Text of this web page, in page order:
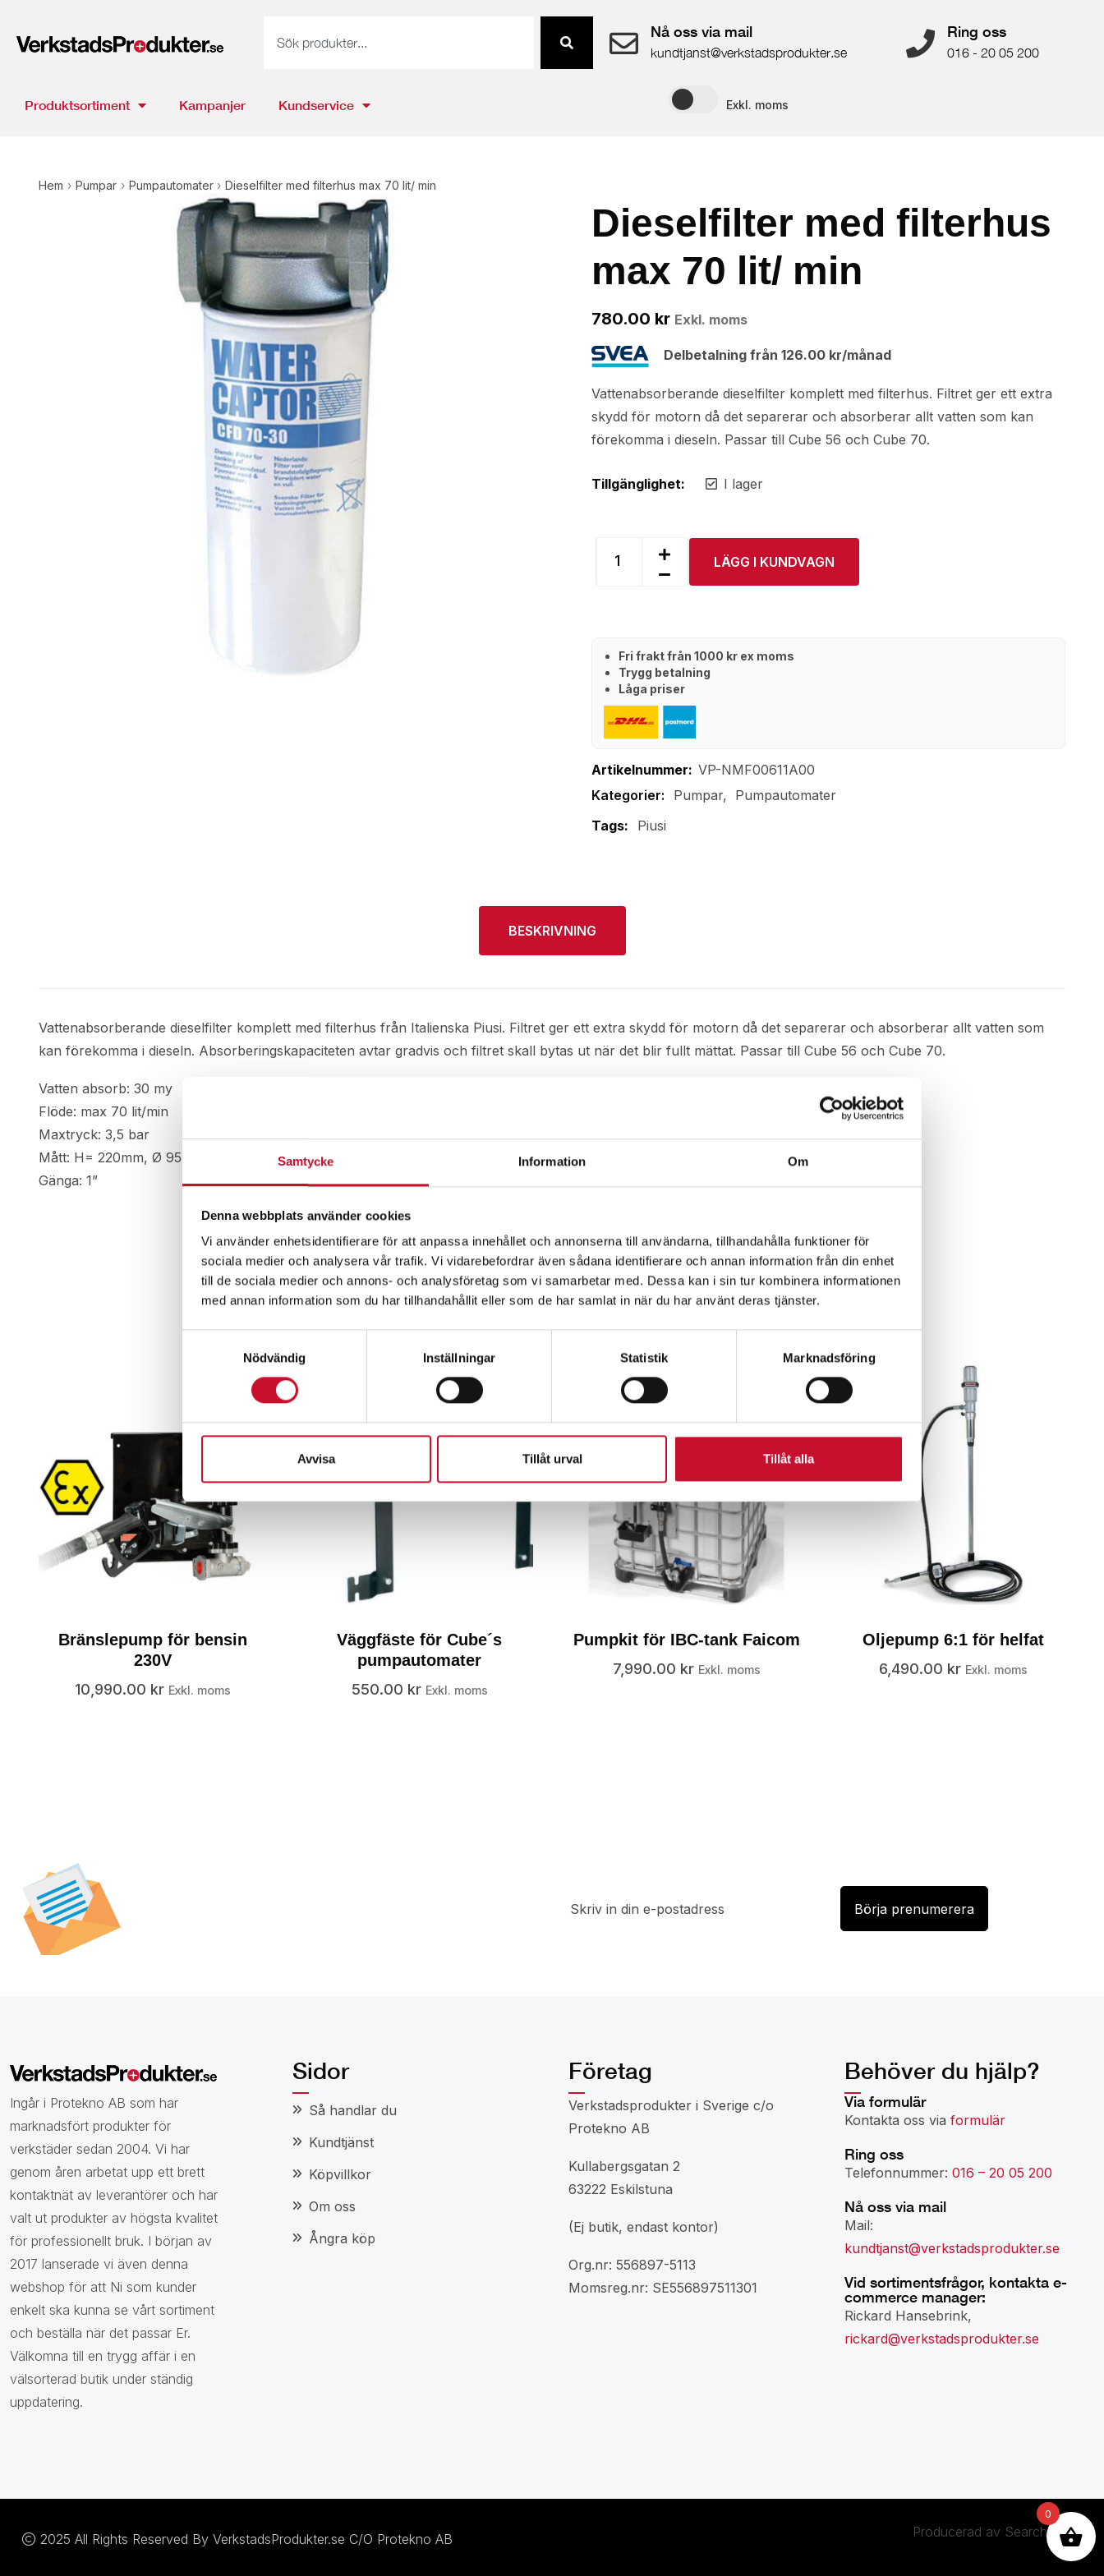
Samtycke Information Om
Denna webbplats använder cookies
Vi använder enhetsidentifierare för att anpassa innehållet och annonserna till användarna, tillhandahålla funktioner för
sociala medier och analysera vår trafik. Vi vidarebefordrar även sådana identifierare och annan information från din enhet
till de sociala medier och annons- och analysföretag som vi samarbetar med. Dessa kan i sin tur kombinera informationen
med annan information som du har tillhandahållit eller som de har samlat in när du har använt deras tjänster.
Nödvändig
Inställningar Statistik Marknadsföring
Avvisa Tillåt urval Tillåt alla
Nå oss via mail
kundtjanst@verkstadsprodukter.se
Ring oss
016 - 20 05 200
Produktsortiment Kampanjer Kundservice Exkl. moms
Hem › Pumpar › Pumpautomater › Dieselfilter med filterhus max 70 lit/ min
Delbetalning från 126.00 kr/månad
780.00 kr Exkl. moms
Dieselfilter med filterhus
max 70 lit/ min
Vattenabsorberande dieselfilter komplett med filterhus. Filtret ger ett extra
skydd för motorn då det separerar och absorberar allt vatten som kan
förekomma i dieseln. Passar till Cube 56 och Cube 70.
Tillgänglighet: I lager
LÄGG I KUNDVAGN
Fri frakt från 1000 kr ex moms
Trygg betalning
Låga priser
Artikelnummer: VP-NMF00611A00
Pumpar
Pumpautomater
Tags:
Piusi
BESKRIVNING
Vattenabsorberande dieselfilter komplett med filterhus från Italienska Piusi. Filtret ger ett extra skydd för motorn då det separerar och absorberar allt vatten som
kan förekomma i dieseln. Absorberingskapaciteten avtar gradvis och filtret skall bytas ut när det blir fullt mättat. Passar till Cube 56 och Cube 70.
Vatten absorb: 30 my
Flöde: max 70 lit/min
Maxtryck: 3,5 bar
Mått: H= 220mm, Ø 95mm
Gänga: 1”
Relaterade produkter
Bränslepump för bensin
230V
10,990.00 kr Exkl. moms
Väggfäste för Cube´s
pumpautomater
550.00 kr Exkl. moms
Pumpkit för IBC-tank Faicom
7,990.00 kr Exkl. moms
Oljepump 6:1 för helfat
6,490.00 kr Exkl. moms
Ingår i Protekno AB som har
marknadsfört produkter för
verkstäder sedan 2004. Vi har
genom åren arbetat upp ett brett
kontaktnät av leverantörer och har
valt ut produkter av högsta kvalitet
för professionellt bruk. I början av
2017 lanserade vi även denna
webshop för att Ni som kunder
enkelt ska kunna se vårt sortiment
och beställa när det passar Er.
Välkomna till en trygg affär i en
välsorterad butik under ständig
uppdatering.
Sidor
Så handlar du
Kundtjänst
Köpvillkor
Om oss
Ångra köp
Företag
Verkstadsprodukter i Sverige c/o
Protekno AB
Kullabergsgatan 2
63222 Eskilstuna
(Ej butik, endast kontor)
Org.nr: 556897-5113
Momsreg.nr: SE556897511301
Behöver du hjälp?
Via formulär
Kontakta oss via formulär
Ring oss
Telefonnummer: 016 – 20 05 200
Nå oss via mail
Mail:
kundtjanst@verkstadsprodukter.se
Vid sortimentsfrågor, kontakta e-
commerce manager:
Rickard Hansebrink,
rickard@verkstadsprodukter.se
2025 All Rights Reserved By VerkstadsProdukter.se C/O Protekno AB Producerad av Searchminds
0